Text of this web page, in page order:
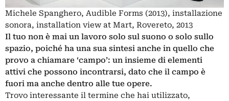
Michele Spanghero, Audible Forms (2013), installazione
sonora, installation view at Mart, Rovereto, 2013
Il tuo non è mai un lavoro solo sul suono o solo sullo
spazio, poiché ha una sua sintesi anche in quello che
provo a chiamare ‘campo’: un insieme di elementi
attivi che possono incontrarsi, dato che il campo è
fuori ma anche dentro alle tue opere.
Trovo interessante il termine che hai utilizzato,